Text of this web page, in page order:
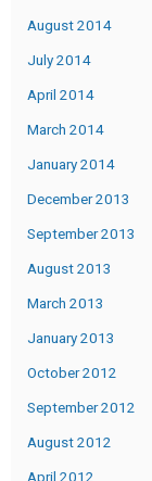
August 2014
July 2014
April 2014
March 2014
January 2014
December 2013
September 2013
August 2013
March 2013
January 2013
October 2012
September 2012
August 2012
April 2012